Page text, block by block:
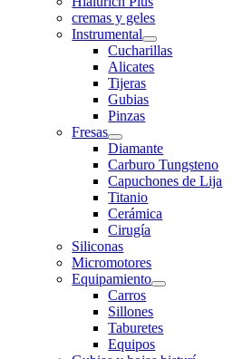
cremas y geles
Instrumental
Cucharillas
Alicates
Tijeras
Gubias
Pinzas
Fresas
Diamante
Carburo Tungsteno
Capuchones de Lija
Titanio
Cerámica
Cirugía
Siliconas
Micromotores
Equipamiento
Carros
Sillones
Taburetes
Equipos